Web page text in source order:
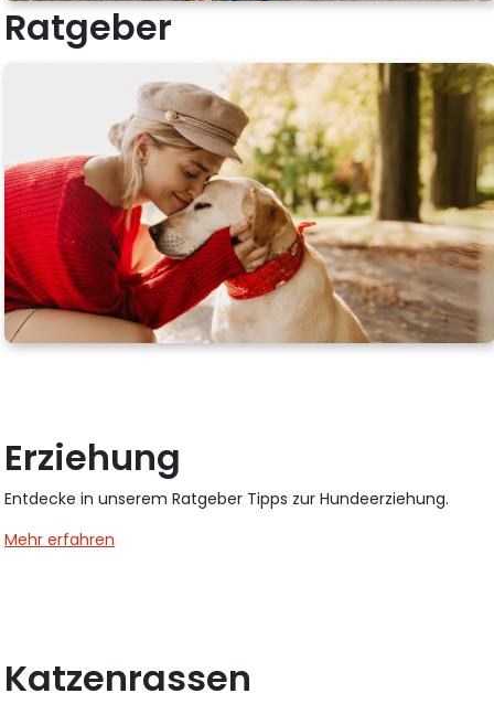
Ratgeber
Erziehung
Entdecke in unserem Ratgeber Tipps zur Hundeerziehung.
Mehr erfahren
Katzenrassen